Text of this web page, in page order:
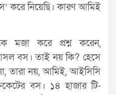
করে নিয়েছি। কারণ আমিই
মজা করে প্রশ্ন করেন,
বস। তাই নয় কি? হেসে
তারা নয়, আমিই, আইসিসি
বস। ১৪ হাজার টি-